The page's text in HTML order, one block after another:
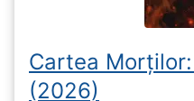
Cartea
(2026)